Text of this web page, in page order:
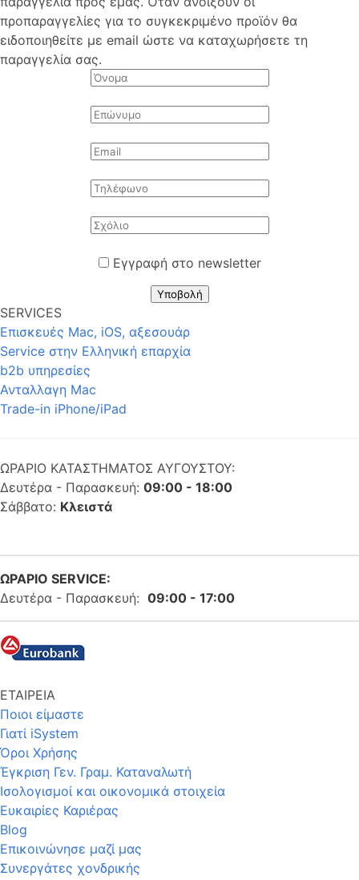
προπαραγγελίες για το συγκεκριμένο προϊόν θα
ειδοποιηθείτε με email ώστε να καταχωρήσετε τη
παραγγελία σας.
Εγγραφή στο newsletter
Υποβολή
SERVICES
Επισκευές Mac, iOS, αξεσουάρ
Service στην Eλληνική επαρχία
b2b υπηρεσίες
Ανταλλαγη Mac
Trade-in iPhone/iPad
ΩΡΑΡΙΟ ΚΑΤΑΣΤΗΜΑΤΟΣ ΑΥΓΟΥΣΤΟΥ:
Δευτέρα - Παρασκευή: 09:00 - 18:00
Σάββατο: Κλειστά
ΩΡΑΡΙΟ SERVICE:
Δευτέρα - Παρασκευή: 09:00 - 17:00
ΕΤΑΙΡΕΙΑ
Ποιοι είμαστε
Γιατί iSystem
Όροι Χρήσης
Έγκριση Γεν. Γραμ. Καταναλωτή
Ισολογισμοί και οικονομικά στοιχεία
Ευκαιρίες Καριέρας
Blog
Επικοινώνησε μαζί μας
Συνεργάτες χονδρικής